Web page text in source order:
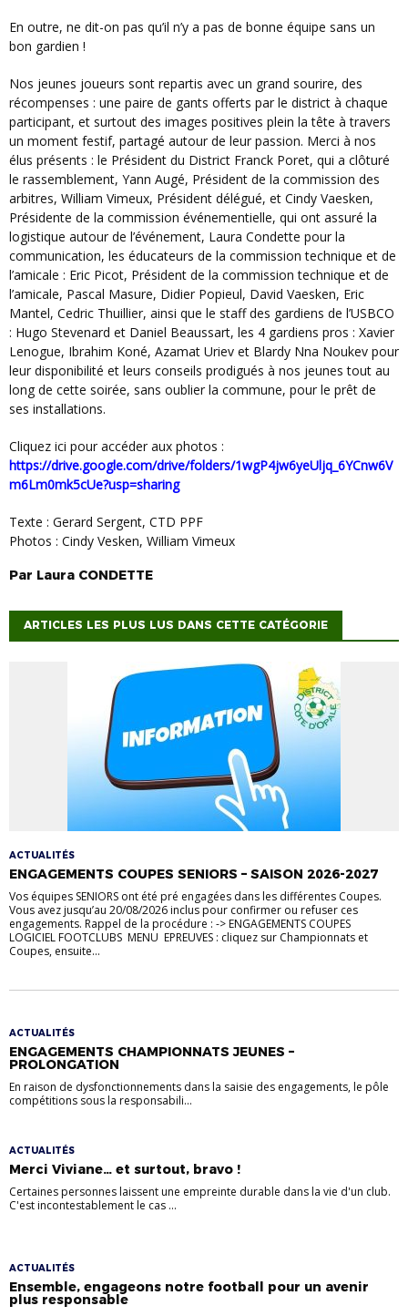
En outre, ne dit-on pas qu’il n’y a pas de bonne équipe sans un
bon gardien !
Nos jeunes joueurs sont repartis avec un grand sourire, des
récompenses : une paire de gants offerts par le district à chaque
participant, et surtout des images positives plein la tête à travers
un moment festif, partagé autour de leur passion. Merci à nos
élus présents : le Président du District Franck Poret, qui a clôturé
le rassemblement, Yann Augé, Président de la commission des
arbitres, William Vimeux, Président délégué, et Cindy Vaesken,
Présidente de la commission événementielle, qui ont assuré la
logistique autour de l’événement, Laura Condette pour la
communication, les éducateurs de la commission technique et de
l’amicale : Eric Picot, Président de la commission technique et de
l’amicale, Pascal Masure, Didier Popieul, David Vaesken, Eric
Mantel, Cedric Thuillier, ainsi que le staff des gardiens de l’USBCO
: Hugo Stevenard et Daniel Beaussart, les 4 gardiens pros : Xavier
Lenogue, Ibrahim Koné, Azamat Uriev et Blardy Nna Noukev pour
leur disponibilité et leurs conseils prodigués à nos jeunes tout au
long de cette soirée, sans oublier la commune, pour le prêt de
ses installations.
Cliquez ici pour accéder aux photos :
https://drive.google.com/drive/folders/1wgP4jw6yeUljq_6YCnw6V
m6Lm0mk5cUe?usp=sharing
Texte : Gerard Sergent, CTD PPF
Photos : Cindy Vesken, William Vimeux
Par Laura CONDETTE
ARTICLES LES PLUS LUS DANS CETTE CATÉGORIE
ACTUALITÉS
ENGAGEMENTS COUPES SENIORS – SAISON 2026-2027
Vos équipes SENIORS ont été pré engagées dans les différentes Coupes.
Vous avez jusqu’au 20/08/2026 inclus pour confirmer ou refuser ces
engagements. Rappel de la procédure : -> ENGAGEMENTS COUPES
LOGICIEL FOOTCLUBS MENU EPREUVES : cliquez sur Championnats et
Coupes, ensuite...
ACTUALITÉS
ENGAGEMENTS CHAMPIONNATS JEUNES –
PROLONGATION
En raison de dysfonctionnements dans la saisie des engagements, le pôle
compétitions sous la responsabili...
ACTUALITÉS
Merci Viviane… et surtout, bravo !
Certaines personnes laissent une empreinte durable dans la vie d'un club.
C'est incontestablement le cas ...
ACTUALITÉS
Ensemble, engageons notre football pour un avenir
plus responsable